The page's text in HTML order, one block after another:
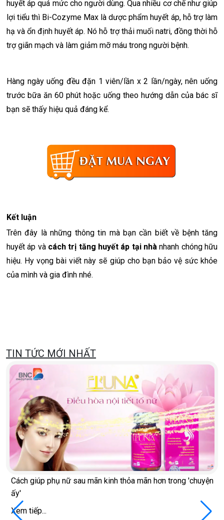
huyết áp quá mức cho người dùng. Qua nhiều cơ chế như giúp
lợi tiểu thì Bi-Cozyme Max là dược phẩm huyết áp, hỗ trợ làm
hạ và ổn định huyết áp. Nó hỗ trợ thải muối natri, đồng thời hỗ
trợ giãn mạch và làm giảm mỡ máu trong người bệnh.
Hàng ngày uống đều đặn 1 viên/lần x 2 lần/ngày, nên uống
trước bữa ăn 60 phút hoặc uống theo hướng dẫn của bác sĩ
bạn sẽ thấy hiệu quả đáng kể.
Kết luận
Trên đây là những thông tin mà bạn cần biết về bệnh tăng
huyết áp và cách trị tăng huyết áp tại nhà nhanh chóng hữu
hiệu. Hy vọng bài viết này sẽ giúp cho bạn bảo vệ sức khỏe
của mình và gia đình nhé.
TIN TỨC MỚI NHẤT
Cách giúp phụ nữ sau mãn kinh thỏa mãn hơn trong 'chuyện
ấy'
Xem tiếp...